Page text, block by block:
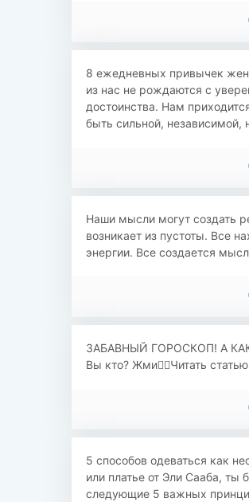
8 ежедневных привычек
из нас не рождаются с
достоинства. Нам
быть сильной, независимой,
Наши мысли могут создать
возникает из пустоты. Все
энергии. Все создается
ЗАБАВНЫЙ ГОРОСКОП! А
Вы кто? Жми👉🏻Читать
5 способов одеваться как
или платье от Эли Сааба, ты
следующие 5 важных